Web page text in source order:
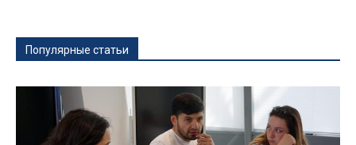
Популярные статьи